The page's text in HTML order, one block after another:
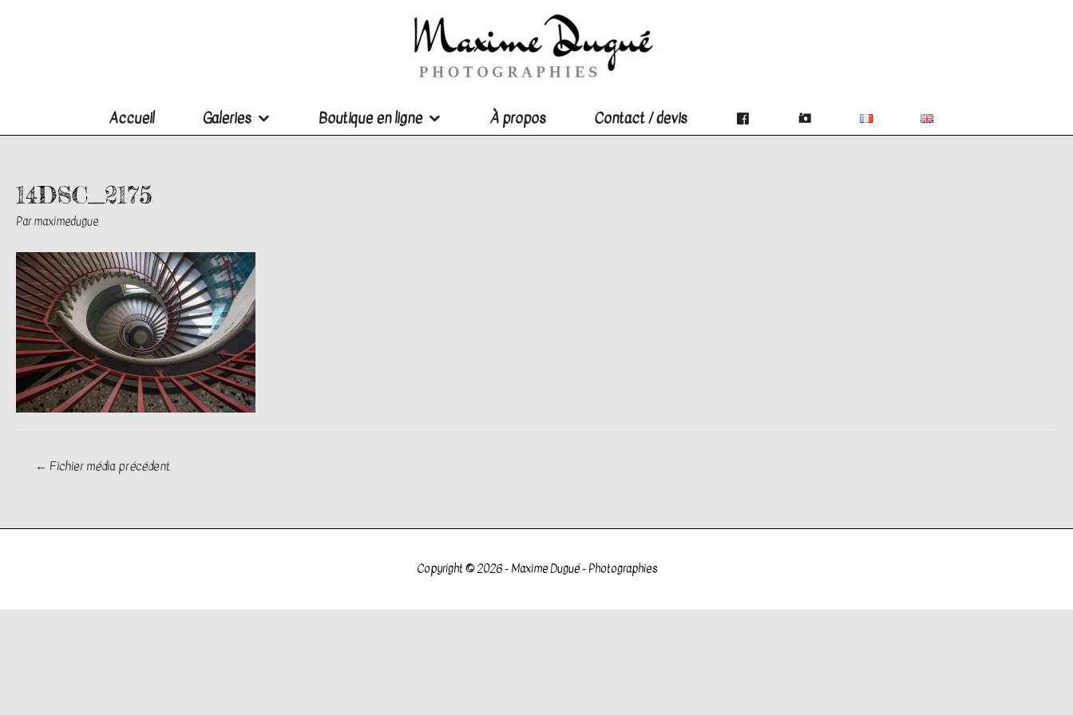
Accueil Galeries Boutique en ligne À propos Contact / devis
14DSC_2175
Parmaximedugue
Navigation
← Fichier média précédent
Copyright © 2026 -Maxime Dugué - Photographies